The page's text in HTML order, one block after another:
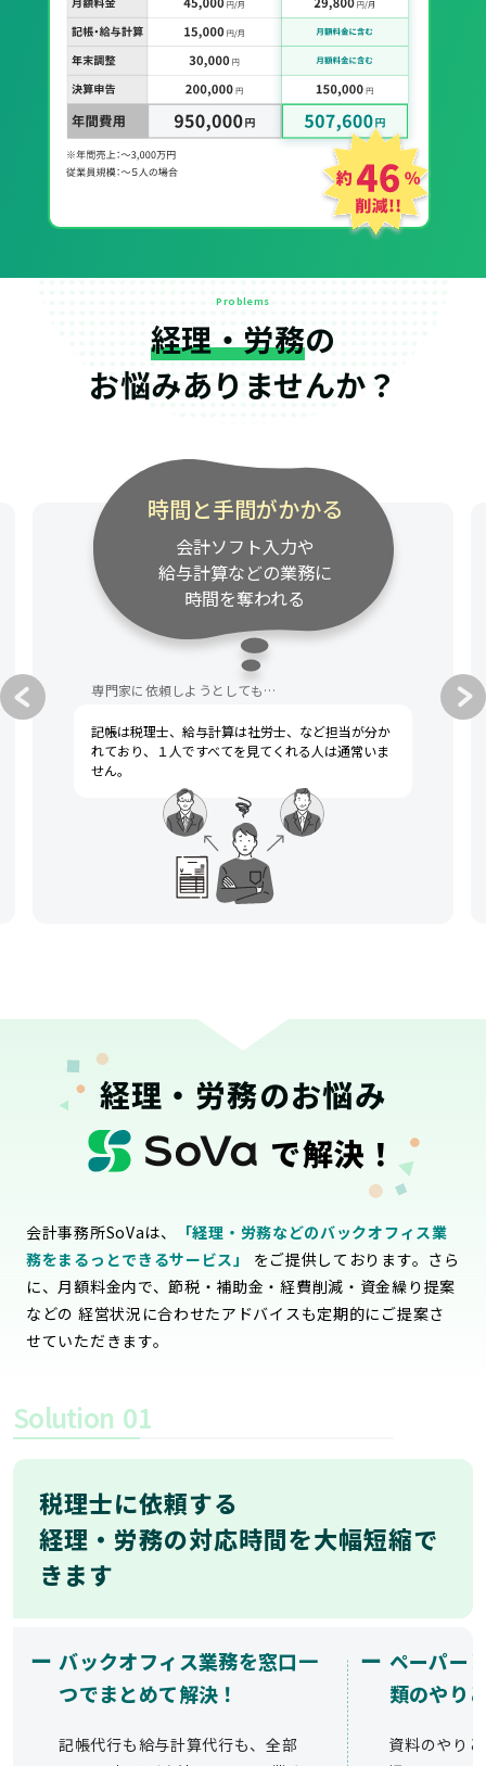
Problems
経理・労務の
お悩みありませんか？
時間と手間がかかる
会計ソフト入力や
給与計算などの業務に
時間を奪われる
専門家に依頼しようとしても…
記帳は税理士、給与計算は社労士、など担当が分か
れており、１人ですべてを見てくれる人は通常いま
せん。
経理・労務のお悩み
で解決！
会計事務所SoVaは、
「経理・労務などのバックオフィス業
務をまるっとできるサービス」
をご提供しております。さら
に、月額料金内で、節税・補助金・経費削減・資金繰り提案
などの 経営状況に合わせたアドバイスも定期的にご提案さ
せていただきます。
Solution 01
税理士に依頼する
経理・労務の対応時間を大幅短縮で
きます
ー バックオフィス業務を窓口一
つでまとめて解決！
記帳代行も給与計算代行も、全部
ー ペーパー
類のやり
資料のやり